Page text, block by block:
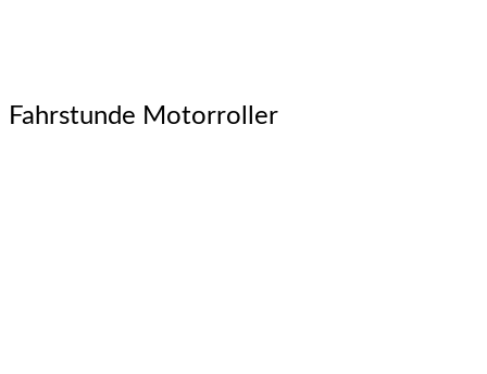
Fahrstunde Motorroller